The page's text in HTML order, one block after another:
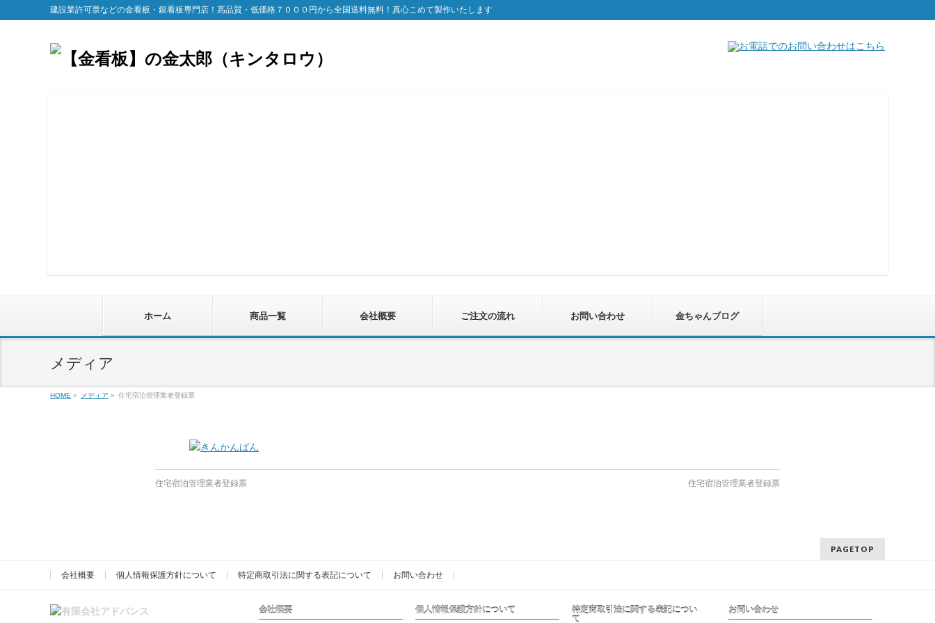
建設業許可票などの金看板・銀看板専門店！高品質・低価格７０００円から全国送料無料！真心こめて製作いたします
ホーム 商品一覧 会社概要 ご注文の流れ お問い合わせ 金ちゃんブログ
メディア
HOME » メディア » 住宅宿泊管理業者登録票
住宅宿泊管理業者登録票 住宅宿泊管理業者登録票
PAGETOP
会社概要 個人情報保護方針について 特定商取引法に関する表記について お問い合わせ
会社概要 個人情報保護方針について
特定商取引法に関する表記につい
て
お問い合わせ